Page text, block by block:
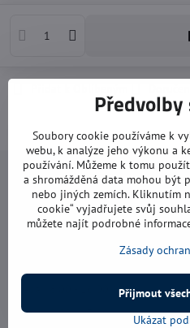
Navštivte nás
Otevírací doba:
čtvrtek: 8:00 - 17:00
Soubory cookie používáme k
webu, k analýze jeho výkonu a
používání. Můžeme k tomu
a shromážděná data mohou být
nebo jiných zemích. Kliknutím
cookie“ vyjadřujete svůj
můžete najít podrobné
Zásady
Ukázat
Přijmout